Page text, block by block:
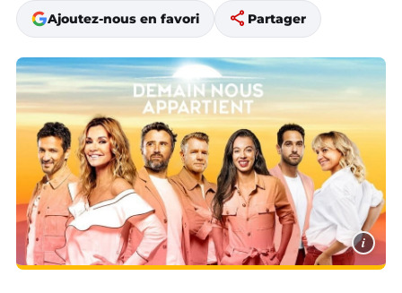
Ajoutez-nous en favori share Partager
i